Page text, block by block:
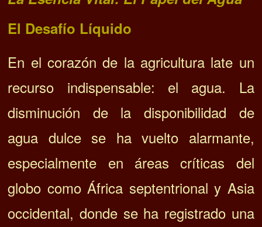
El Desafío Líquido
En el corazón de la agricultura late un
recurso indispensable: el agua. La
disminución de la disponibilidad de
agua dulce se ha vuelto alarmante,
especialmente en áreas críticas del
globo como África septentrional y Asia
occidental, donde se ha registrado una